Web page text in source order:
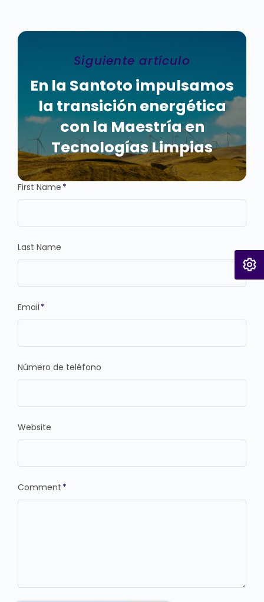
Siguiente artículo
En la Santoto impulsamos
la transición energética
con la Maestría en
Tecnologías Limpias
First Name *
Last Name
Email *
Número de teléfono
Website
Comment *